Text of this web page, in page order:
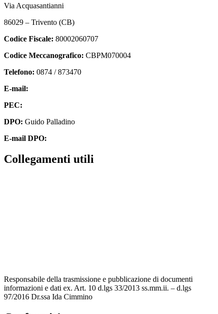
Via Acquasantianni
86029 – Trivento (CB)
Codice Fiscale: 80002060707
Codice Meccanografico: CBPM070004
Telefono: 0874 / 873470
E-mail:
PEC:
DPO: Guido Palladino
E-mail DPO:
Collegamenti utili
Responsabile della trasmissione e pubblicazione di documenti
informazioni e dati ex. Art. 10 d.lgs 33/2013 ss.mm.ii. – d.lgs
97/2016 Dr.ssa Ida Cimmino